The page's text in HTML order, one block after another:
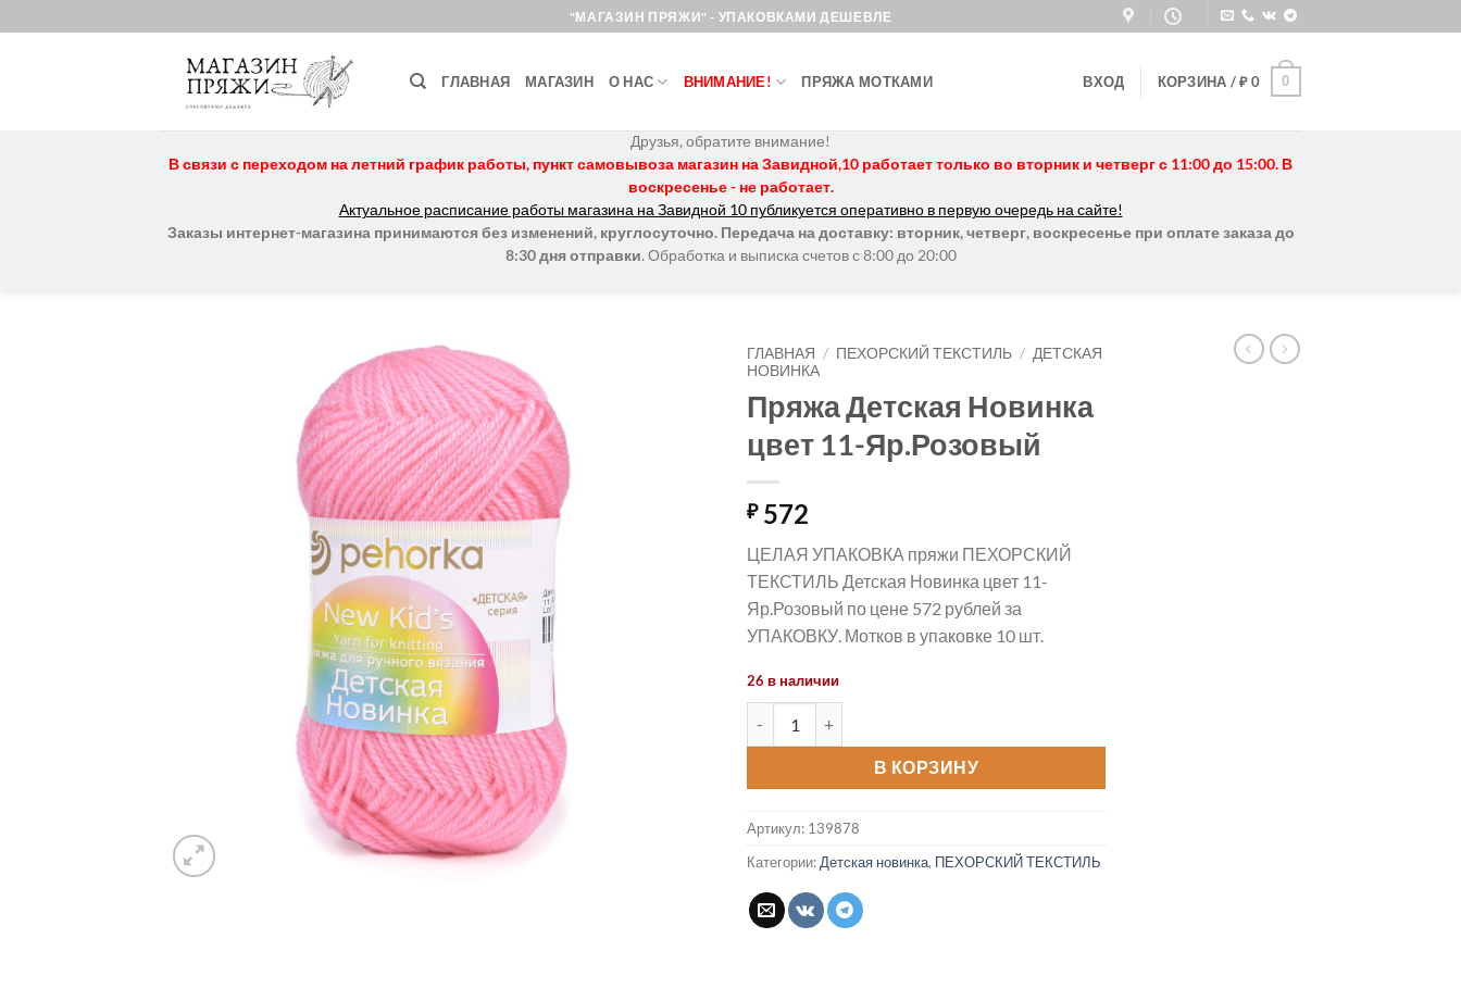
to
"МАГАЗИН ПРЯЖИ" - УПАКОВКАМИ ДЕШЕВЛЕ
ГЛАВНАЯ МАГАЗИН О НАС ВНИМАНИЕ! ПРЯЖА МОТКАМИ ВХОД КОРЗИНА /₽0 0
Друзья, обратите внимание!
В связи с переходом на летний график работы, пункт самовывоза магазин на Завидной,10 работает только во вторник и четверг с 11:00 до 15:00. В
воскресенье - не работает.
Актуальное расписание работы магазина на Завидной 10 публикуется оперативно в первую очередь на сайте!
Заказы интернет-магазина принимаются без изменений, круглосуточно. Передача на доставку: вторник, четверг, воскресенье при оплате заказа до
8:30 дня отправки. Обработка и выписка счетов с 8:00 до 20:00
ГЛАВНАЯ / ПЕХОРСКИЙ ТЕКСТИЛЬ / ДЕТСКАЯ
НОВИНКА
Пряжа Детская Новинка
цвет 11-Яр.Розовый
₽572
ЦЕЛАЯ УПАКОВКА пряжи ПЕХОРСКИЙ
ТЕКСТИЛЬ Детская Новинка цвет 11-
Яр.Розовый по цене 572 рублей за
УПАКОВКУ. Мотков в упаковке 10 шт.
26 в наличии
В КОРЗИНУ
Артикул: 139878
Категории:Детская новинка, ПЕХОРСКИЙ ТЕКСТИЛЬ